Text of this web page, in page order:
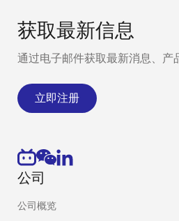
获取最新信息
通过电子邮件获取最新消息、产
立即注册
公司
公司概览